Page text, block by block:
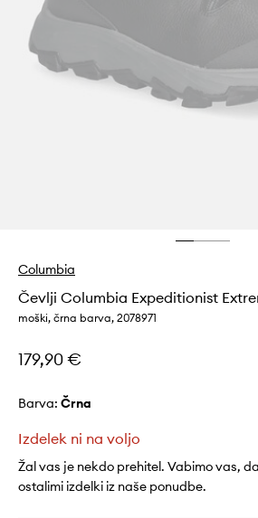
Columbia
Čevlji Columbia Expeditionist
moški, črna barva, 2078971
179,90 €
Barva: črna
Izdelek ni na voljo
Žal vas je nekdo prehitel. Vabimo vas,
ostalimi izdelki iz naše ponudbe.